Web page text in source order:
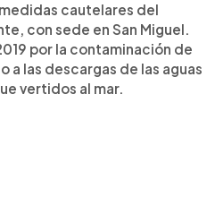
cautelares del
con sede en San Miguel.
por la contaminación de
a las descargas de las aguas
vertidos al mar.